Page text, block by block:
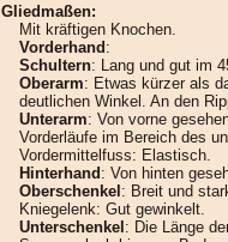
Gliedmaßen:
Mit kräftigen Knochen.
Vorderhand :
Schultern: Lang und gut im
Oberarm: Etwas kürzer als
deutlichen Winkel. An den
Unterarm: Von vorne
Vorderläufe im Bereich des
Vordermittelfuss: Elastisch.
Hinterhand : Von hinten
Oberschenkel : Breit und
Kniegelenk: Gut gewinkelt.
Unterschenkel : Die Länge